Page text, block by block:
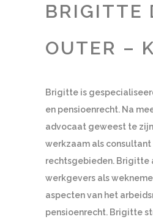
BRIGITTE
OUTER –
Brigitte is
en pensioenrecht. Na
advocaat geweest te
werkzaam als consultant
rechtsgebieden. Brigitte
werkgevers als
aspecten van het
pensioenrecht. Brigitte